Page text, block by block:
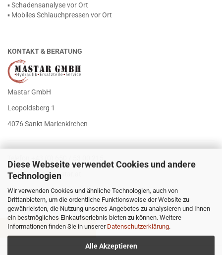
Diese Webseite verwendet Cookies und andere
Technologien
Wir verwenden Cookies und ähnliche Technologien, auch von
Drittanbietern, um die ordentliche Funktionsweise der Website zu
gewährleisten, die Nutzung unseres Angebotes zu analysieren und Ihnen
ein bestmögliches Einkaufserlebnis bieten zu können. Weitere
Informationen finden Sie in unserer Datenschutzerklärung.
Alle Akzeptieren
▪ Schadensanalyse vor Ort
▪ Mobiles Schlauchpressen vor Ort
KONTAKT & BERATUNG
Mastar GmbH
Leopoldsberg 1
4076 Sankt Marienkirchen
E-Mailoffice@mastar.at
VERTRAG WIDERRUFEN